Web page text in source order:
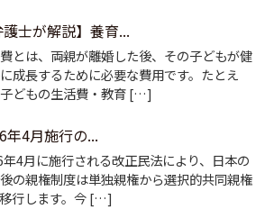
護士が解説】養育...
とは、両親が離婚した後、その子どもが健
成長するために必要な費用です。たとえ
どもの生活費・教育 […]
年4月施行の...
4月に施行される改正民法により、日本の
の親権制度は単独親権から選択的共同親権
行します。今 […]